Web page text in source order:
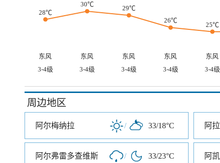
28℃
30℃
29℃
26℃
25℃
东风 东风 东风 东风
东风
3-4级
3-4级 3-4级 3-4级 3-4级
周边地区
阿尔梅纳拉 / 33/18°C 阿
阿尔弗雷多查维斯 / 33/23°C 阿